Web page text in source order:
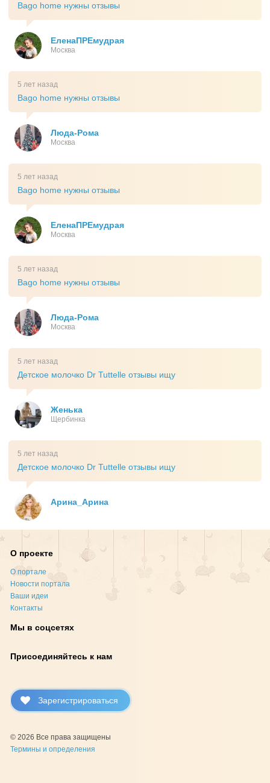
Bago home нужны отзывы
ЕленаПРЕмудрая
Москва
5 лет назад
Bago home нужны отзывы
Люда-Рома
Москва
5 лет назад
Bago home нужны отзывы
ЕленаПРЕмудрая
Москва
5 лет назад
Bago home нужны отзывы
Люда-Рома
Москва
5 лет назад
Детское молочко Dr Tuttelle отзывы ищу
Женька
Щербинка
5 лет назад
Детское молочко Dr Tuttelle отзывы ищу
Арина_Арина
О проекте
О портале
Новости портала
Ваши идеи
Контакты
Мы в соцсетях
Присоединяйтесь к нам
Зарегистрироваться
© 2026 Все права защищены
Термины и определения